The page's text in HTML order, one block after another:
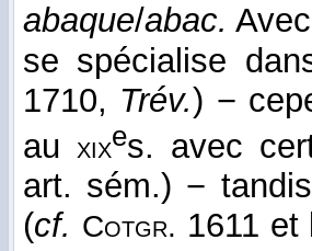
abaque/abac.
se spécialise
1710, Trév.) −
au xixes. avec
art. sém.) −
(cf. Cotgr. 1611